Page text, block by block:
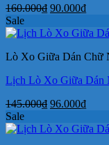
160.000₫ Giá
là:
90.000₫Giá
tại
Sale
Lò Xo Giữa Dán Chữ
Lịch Lò Xo Giữa Dán
145.000₫ Giá
là:
96.000₫Giá
tại
Sale